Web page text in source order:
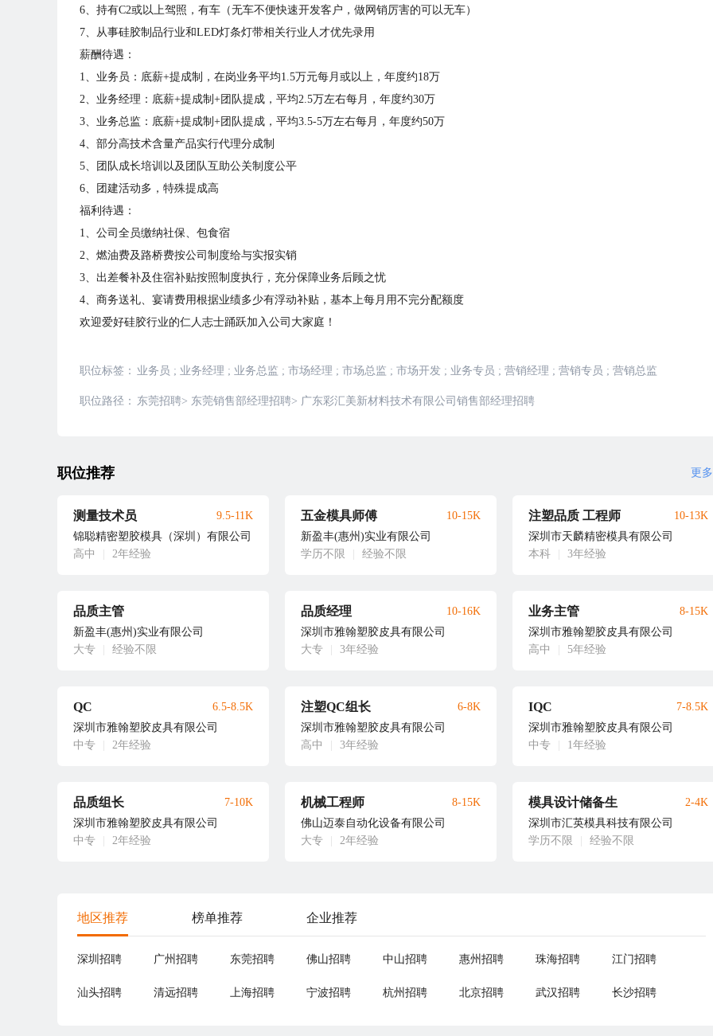
6、持有C2或以上驾照，有车（无车不便快速开发客户，做网销厉害的可以无车）
7、从事硅胶制品行业和LED灯条灯带相关行业人才优先录用
薪酬待遇：
1、业务员：底薪+提成制，在岗业务平均1.5万元每月或以上，年度约18万
2、业务经理：底薪+提成制+团队提成，平均2.5万左右每月，年度约30万
3、业务总监：底薪+提成制+团队提成，平均3.5-5万左右每月，年度约50万
4、部分高技术含量产品实行代理分成制
5、团队成长培训以及团队互助公关制度公平
6、团建活动多，特殊提成高
福利待遇：
1、公司全员缴纳社保、包食宿
2、燃油费及路桥费按公司制度给与实报实销
3、出差餐补及住宿补贴按照制度执行，充分保障业务后顾之忧
4、商务送礼、宴请费用根据业绩多少有浮动补贴，基本上每月用不完分配额度
欢迎爱好硅胶行业的仁人志士踊跃加入公司大家庭！
职位标签： 业务员 ; 业务经理 ; 业务总监 ; 市场经理 ; 市场总监 ; 市场开发 ; 业务专员 ; 营销经理 ; 营销专员 ; 营销总监
职位路径： 东莞招聘> 东莞销售部经理招聘> 广东彩汇美新材料技术有限公司销售部经理招聘
职位推荐 更
测量技术员
锦聪精密塑胶模具（深圳）有限公司
高中
2年经验
9.5-11K 五金模具师傅
新盈丰(惠州)实业有限公司
学历不限
经验不限
10-15K 注塑品质 工程师
深圳市天麟精密模具有限公司
本科
3年经验
10-13K
品质主管
新盈丰(惠州)实业有限公司
大专
经验不限
品质经理
深圳市雅翰塑胶皮具有限公司
大专
3年经验
10-16K 业务主管
深圳市雅翰塑胶皮具有限公司
高中
5年经验
8-15K
QC
深圳市雅翰塑胶皮具有限公司
中专
2年经验
6.5-8.5K 注塑QC组长
深圳市雅翰塑胶皮具有限公司
高中
3年经验
6-8K IQC
深圳市雅翰塑胶皮具有限公司
中专
1年经验
7-8.5K
品质组长
深圳市雅翰塑胶皮具有限公司
中专
2年经验
7-10K 机械工程师
佛山迈泰自动化设备有限公司
大专
2年经验
8-15K 模具设计储备生
深圳市汇英模具科技有限公司
学历不限
经验不限
2-4K
地区推荐 榜单推荐 企业推荐
深圳招聘 广州招聘 东莞招聘 佛山招聘 中山招聘 惠州招聘 珠海招聘 江门招聘
汕头招聘 清远招聘 上海招聘 宁波招聘 杭州招聘 北京招聘 武汉招聘 长沙招聘